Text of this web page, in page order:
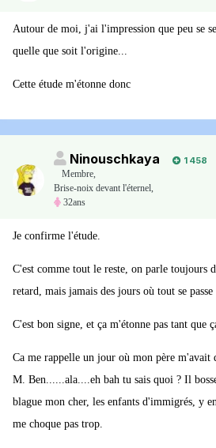
Autour de moi, j'ai l'impression que peu se
quelle que soit l'origine...
Cette étude m'étonne donc
Ninouschkaya
1 458
Membre
Brise-noix devant l'éternel,
32ans
Je confirme l'étude.
C'est comme tout le reste, on parle toujours
retard, mais jamais des jours où tout se passe
C'est bon signe, et ça m'étonne pas tant que
Ca me rappelle un jour où mon père m'avait
M. Ben......ala....eh bah tu sais quoi ? Il
blague mon cher, les enfants d'immigrés, y
me choque pas trop.